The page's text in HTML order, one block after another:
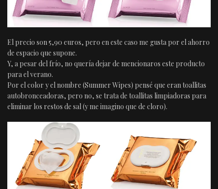
El precio son 5,90 euros, pero en este caso me gusta por el ahorro
de espacio que supone.
Y, a pesar del frío, no quería dejar de mencionaros este producto
para el verano.
Por el color y el nombre (Summer Wipes) pensé que eran toallitas
autobronceadoras, pero no, se trata de toallitas limpiadoras para
eliminar los restos de sal (y me imagino que de cloro).